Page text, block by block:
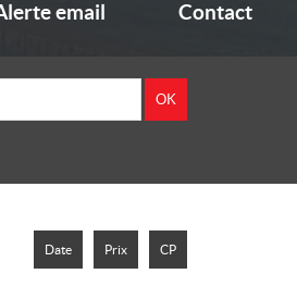
email Contact
Date Prix CP